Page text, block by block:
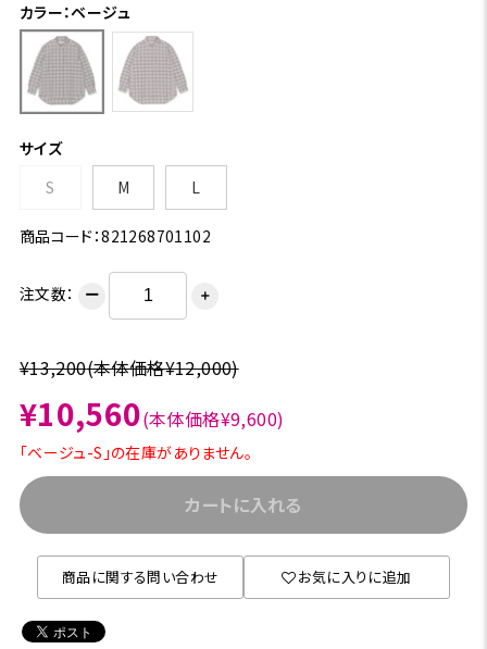
カラー：ベージュ
サイズ
S
M L
商品コード：821268701102
注文数： ー ＋
¥13,200(本体価格¥12,000)
¥10,560(本体価格¥9,600)
「ベージュ-S」の在庫がありません。
カートに入れる
商品に関する問い合わせ お気に入りに追加